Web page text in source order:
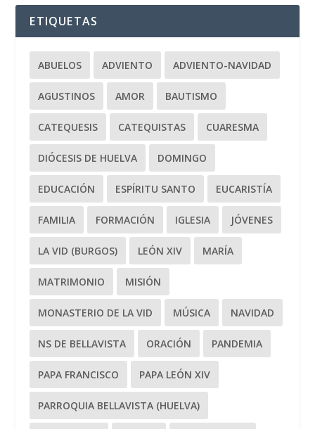
ETIQUETAS
ABUELOS ADVIENTO ADVIENTO-NAVIDAD
AGUSTINOS AMOR BAUTISMO
CATEQUESIS CATEQUISTAS CUARESMA
DIÓCESIS DE HUELVA DOMINGO
EDUCACIÓN ESPÍRITU SANTO EUCARISTÍA
FAMILIA FORMACIÓN IGLESIA JÓVENES
LA VID (BURGOS) LEÓN XIV MARÍA
MATRIMONIO MISIÓN
MONASTERIO DE LA VID MÚSICA NAVIDAD
NS DE BELLAVISTA ORACIÓN PANDEMIA
PAPA FRANCISCO PAPA LEÓN XIV
PARROQUIA BELLAVISTA (HUELVA)